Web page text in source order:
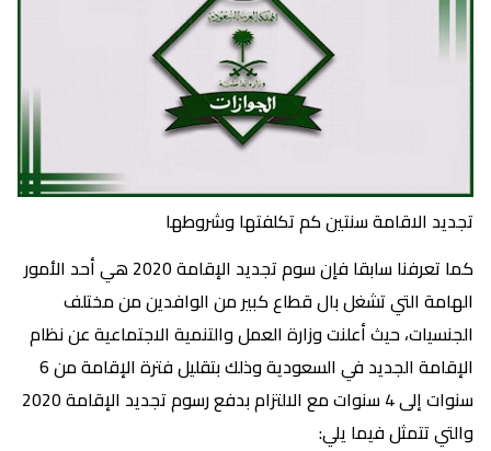
تجديد الاقامة سنتين كم تكلفتها وشروطها
كما تعرفنا سابقا فإن سوم تجديد الإقامة 2020 هي أحد الأمور
الهامة التي تشغل بال قطاع كبير من الوافدين من مختلف
الجنسيات، حيث أعلنت وزارة العمل والتنمية الاجتماعية عن نظام
الإقامة الجديد في السعودية وذلك بتقليل فترة الإقامة من 6
سنوات إلى 4 سنوات مع الالتزام بدفع رسوم تجديد الإقامة 2020
والتي تتمثل فيما يلي: